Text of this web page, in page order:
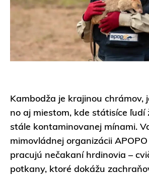
Kambodža je krajinou chrámov,
no aj miestom, kde státisíce ľudí
stále kontaminovanej mínami.
mimovládnej organizácii
pracujú nečakaní hrdinovia –
potkany, ktoré dokážu